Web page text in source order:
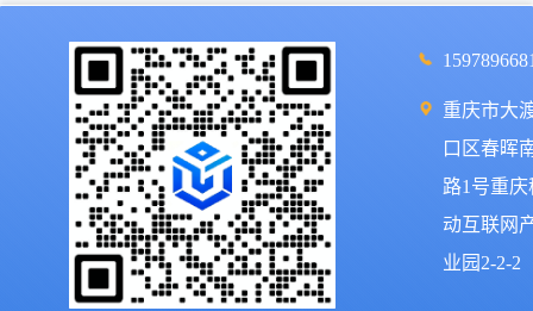
重庆市大
口区春晖
路1号重庆
动互联网
业园2-2-2